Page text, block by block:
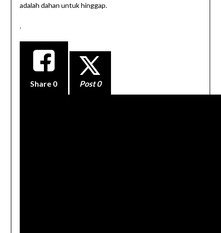
adalah dahan untuk hinggap.
.
Share 0 Post 0